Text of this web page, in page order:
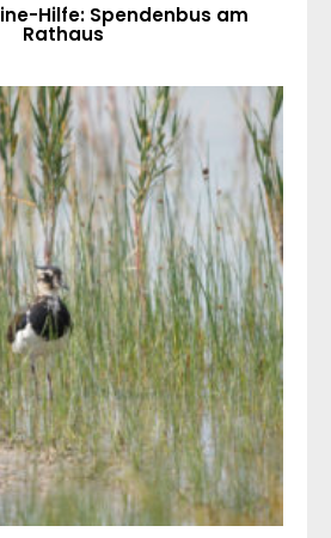
Hilfe: Spendenbus am
Rathaus